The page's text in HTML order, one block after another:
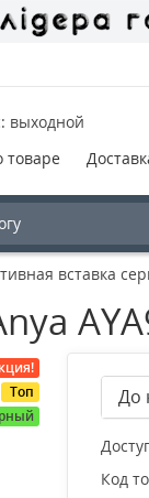
выходной
товаре
вставка
Топ
До
Код